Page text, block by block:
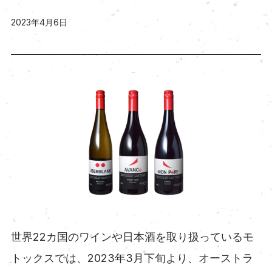
2023年4月6日
世界22カ国のワインや日本酒を取り扱っているモ
トックスでは、2023年3月下旬より、オーストラ